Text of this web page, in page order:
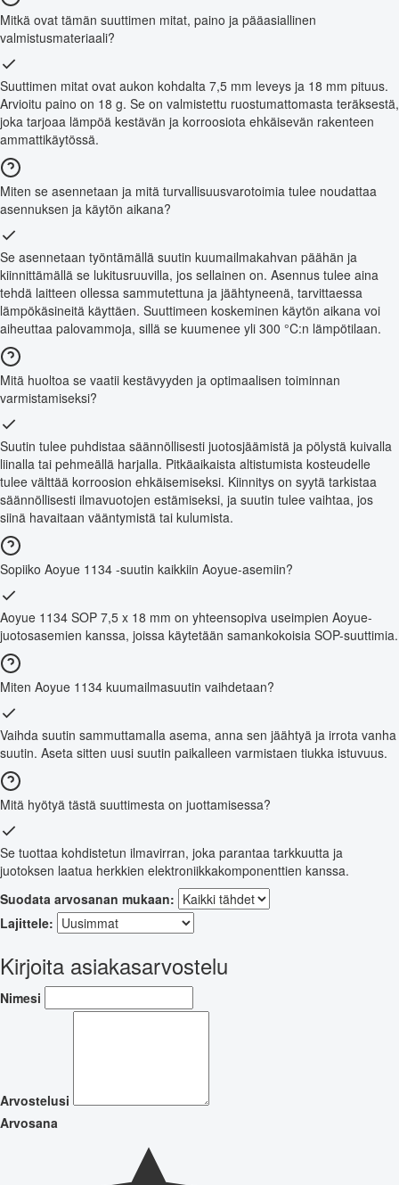
Mitkä ovat tämän suuttimen mitat, paino ja pääasiallinen
valmistusmateriaali?
Suuttimen mitat ovat aukon kohdalta 7,5 mm leveys ja 18 mm pituus.
Arvioitu paino on 18 g. Se on valmistettu ruostumattomasta teräksestä,
joka tarjoaa lämpöä kestävän ja korroosiota ehkäisevän rakenteen
ammattikäytössä.
Miten se asennetaan ja mitä turvallisuusvarotoimia tulee noudattaa
asennuksen ja käytön aikana?
Se asennetaan työntämällä suutin kuumailmakahvan päähän ja
kiinnittämällä se lukitusruuvilla, jos sellainen on. Asennus tulee aina
tehdä laitteen ollessa sammutettuna ja jäähtyneenä, tarvittaessa
lämpökäsineitä käyttäen. Suuttimeen koskeminen käytön aikana voi
aiheuttaa palovammoja, sillä se kuumenee yli 300 °C:n lämpötilaan.
Mitä huoltoa se vaatii kestävyyden ja optimaalisen toiminnan
varmistamiseksi?
Suutin tulee puhdistaa säännöllisesti juotosjäämistä ja pölystä kuivalla
liinalla tai pehmeällä harjalla. Pitkäaikaista altistumista kosteudelle
tulee välttää korroosion ehkäisemiseksi. Kiinnitys on syytä tarkistaa
säännöllisesti ilmavuotojen estämiseksi, ja suutin tulee vaihtaa, jos
siinä havaitaan vääntymistä tai kulumista.
Sopiiko Aoyue 1134 -suutin kaikkiin Aoyue-asemiin?
Aoyue 1134 SOP 7,5 x 18 mm on yhteensopiva useimpien Aoyue-
juotosasemien kanssa, joissa käytetään samankokoisia SOP-suuttimia.
Miten Aoyue 1134 kuumailmasuutin vaihdetaan?
Vaihda suutin sammuttamalla asema, anna sen jäähtyä ja irrota vanha
suutin. Aseta sitten uusi suutin paikalleen varmistaen tiukka istuvuus.
Mitä hyötyä tästä suuttimesta on juottamisessa?
Se tuottaa kohdistetun ilmavirran, joka parantaa tarkkuutta ja
juotoksen laatua herkkien elektroniikkakomponenttien kanssa.
Suodata arvosanan mukaan:
Lajittele:
Kirjoita asiakasarvostelu
Nimesi
Arvostelusi
Arvosana